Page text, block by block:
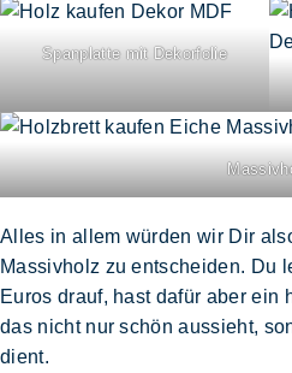
Spanplatte mit Dekorfolie
Alles in allem würden wir Dir
Massivholz zu entscheiden. Du
Euros drauf, hast dafür aber ein
das nicht nur schön aussieht,
dient.